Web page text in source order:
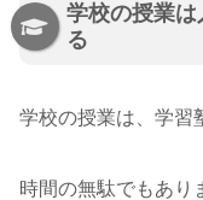
学校の授業
る
学校の授業は、学習
時間の無駄でもあり